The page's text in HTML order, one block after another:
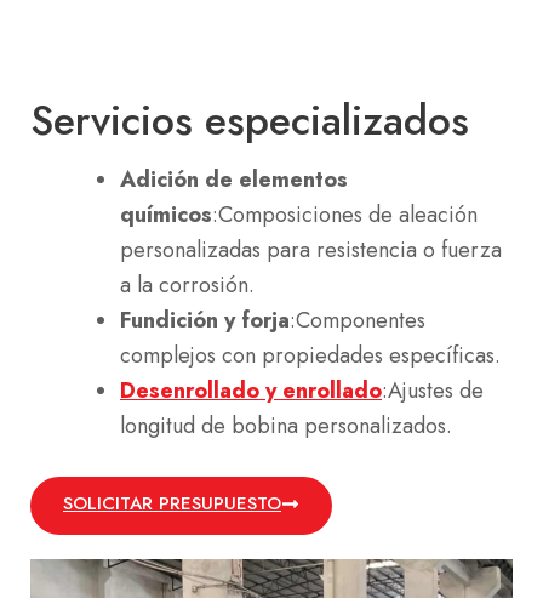
Servicios especializados
Adición de elementos
químicos:Composiciones de aleación
personalizadas para resistencia o fuerza
a la corrosión.
Fundición y forja:Componentes
complejos con propiedades específicas.
Desenrollado y enrollado:Ajustes de
longitud de bobina personalizados.
SOLICITAR PRESUPUESTO